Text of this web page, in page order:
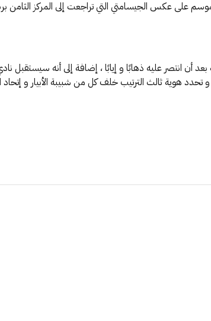
الموسم على عكس الجيسامتي التي تراجعت إلى المركز
أن انتصر عليه ذهابًا و إيابًا ، إضافة إلى أنه سيستقبل
هوية ثالث الترتيب خلف كل من شبيبة الأبيار و إتحاد